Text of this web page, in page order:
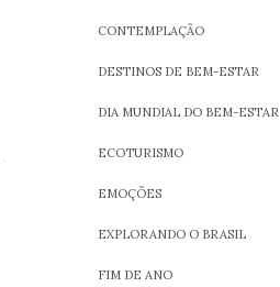
CONTEMPLAÇÃO
DESTINOS DE BEM-ESTAR
DIA MUNDIAL DO BEM-ESTAR
ECOTURISMO
EMOÇÕES
EXPLORANDO O BRASIL
FIM DE ANO